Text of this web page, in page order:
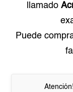
llamado
Puede